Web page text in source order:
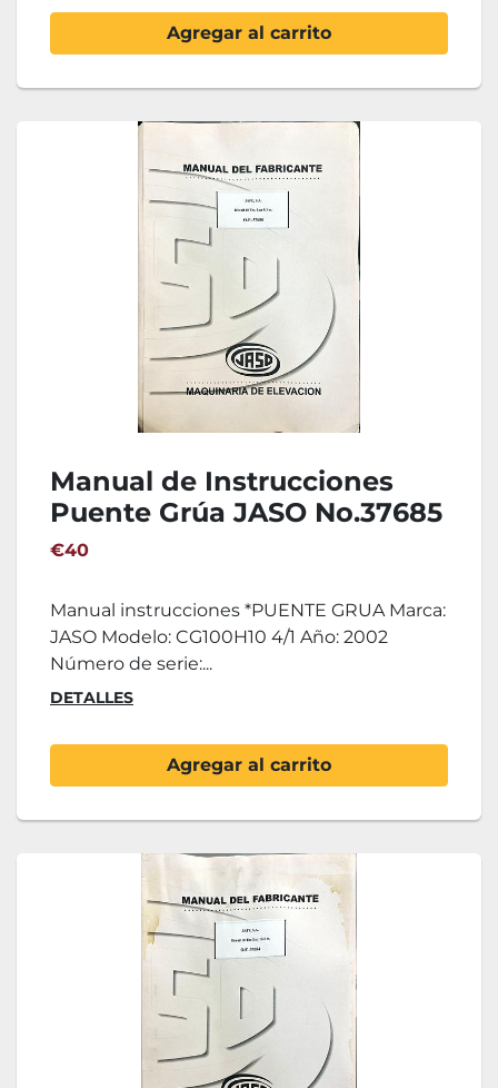
Agregar al carrito
Manual de Instrucciones
Puente Grúa JASO No.37685
€40
Manual instrucciones *PUENTE GRUA Marca:
JASO Modelo: CG100H10 4/1 Año: 2002
Número de serie:...
DETALLES
Agregar al carrito